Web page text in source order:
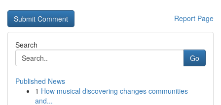
Report Page
Search
Go
Published News
1 How musical discovering changes communities
and...